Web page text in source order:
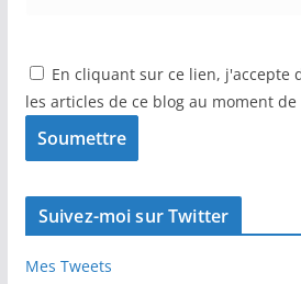
En cliquant sur ce lien, j'accepte
les articles de ce blog au moment
Suivez-moi sur Twitter
Mes Tweets